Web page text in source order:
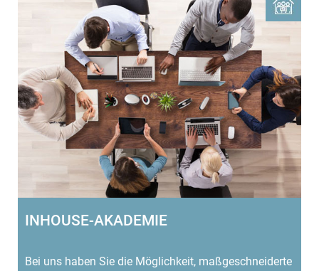
INHOUSE-AKADEMIE
Bei uns haben Sie die Möglichkeit, maßgeschneiderte